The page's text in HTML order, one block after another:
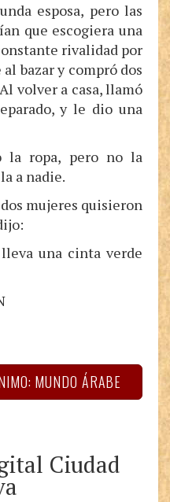
esposa, pero las
que escogiera una
rivalidad por
bazar y compró dos
volver a casa, llamó
y le dio una
la ropa, pero no la
a nadie.
mujeres quisieron
una cinta verde
MUNDO ÁRABE
Ciudad